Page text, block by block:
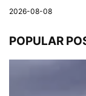
2026-08-08
POPULAR